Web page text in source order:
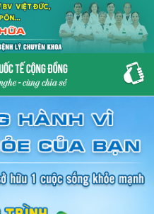
miễn phí
KHÁM
KHÁM